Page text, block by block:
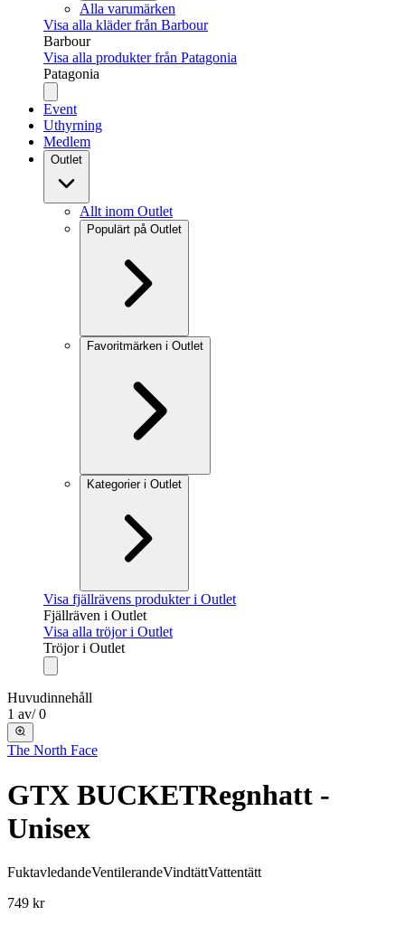
Alla varumärken
Visa alla kläder från Barbour
Barbour
Visa alla produkter från Patagonia
Patagonia
Event
Uthyrning
Medlem
Outlet
Allt inom Outlet
Populärt på Outlet
Favoritmärken i Outlet
Kategorier i Outlet
Visa fjällrävens produkter i Outlet
Fjällräven i Outlet
Visa alla tröjor i Outlet
Tröjor i Outlet
Huvudinnehåll
1 av/ 0
The North Face
GTX BUCKETRegnhatt -
Unisex
FuktavledandeVentilerandeVindtättVattentätt
749 kr